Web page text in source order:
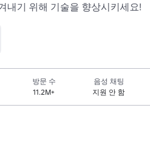
내기 위해 기술을 향상시키세요!
방문 수
11.2M+
음성 채팅
지원 안 함